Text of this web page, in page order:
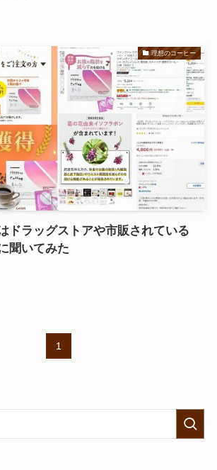
理想のコーヒー
ドラッグストアや市販されている
聞いてみた
1